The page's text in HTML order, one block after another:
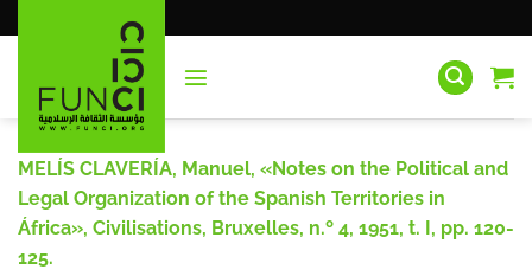
al
MELÍS CLAVERÍA, Manuel, «Notes on the Political and
Legal Organization of the Spanish Territories in
África», Civilisations, Bruxelles, n.º 4, 1951, t. I, pp. 120-
125.